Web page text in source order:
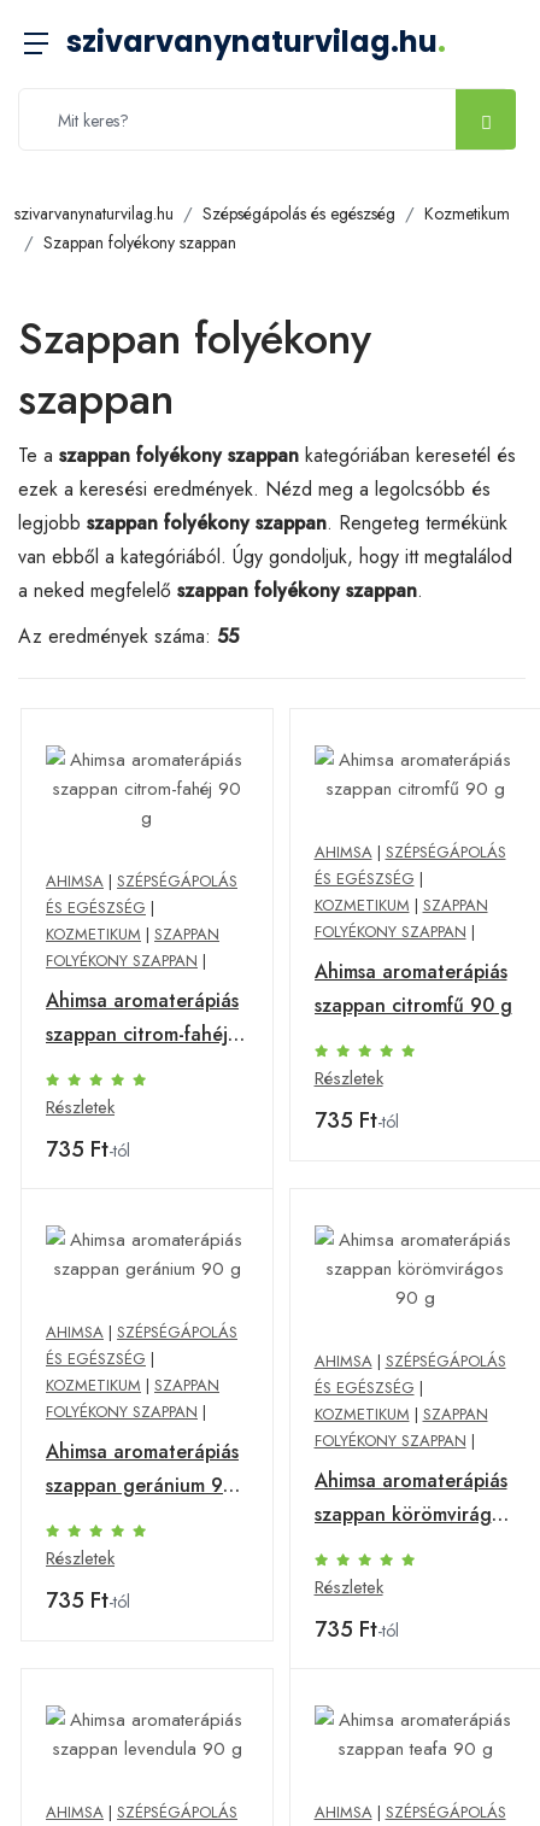
szivarvanynaturvilag.hu.
szivarvanynaturvilag.hu Szépségápolás és egészség
Kozmetikum
Szappan folyékony szappan
Szappan folyékony
szappan
Te a szappan folyékony szappan kategóriában keresetél és
ezek a keresési eredmények. Nézd meg a legolcsóbb és
legjobb szappan folyékony szappan. Rengeteg termékünk
van ebből a kategóriából. Úgy gondoljuk, hogy itt megtalálod
a neked megfelelő szappan folyékony szappan.
Az eredmények száma: 55
AHIMSA | SZÉPSÉGÁPOLÁS
ÉS EGÉSZSÉG |
KOZMETIKUM | SZAPPAN
FOLYÉKONY SZAPPAN |
Ahimsa aromaterápiás
szappan citrom-fahéj
90 g
Részletek
735 Ft-tól
AHIMSA| SZÉPSÉGÁPOLÁS
ÉS EGÉSZSÉG |
KOZMETIKUM | SZAPPAN
FOLYÉKONY SZAPPAN |
Ahimsa aromaterápiás
szappan citromfű 90 g
Részletek
735 Ft-tól
AHIMSA | SZÉPSÉGÁPOLÁS
ÉS EGÉSZSÉG |
KOZMETIKUM | SZAPPAN
FOLYÉKONY SZAPPAN |
Ahimsa aromaterápiás
szappan geránium 90
g
Részletek
735 Ft-tól
AHIMSA| SZÉPSÉGÁPOLÁS
ÉS EGÉSZSÉG |
KOZMETIKUM | SZAPPAN
FOLYÉKONY SZAPPAN |
Ahimsa aromaterápiás
szappan körömvirágos
90 g
Részletek
735 Ft-tól
AHIMSA | SZÉPSÉGÁPOLÁS
AHIMSA| SZÉPSÉGÁPOLÁS